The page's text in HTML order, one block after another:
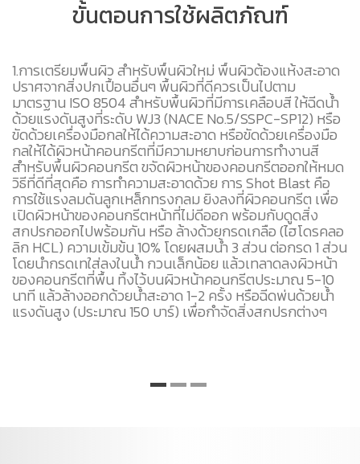
ขั้นตอนการใช้ผลิตภัณฑ์
1.การเตรียมพื้นผิว สำหรับพื้นผิวใหม่ พื้นผิวต้องแห้งสะอาด
ปราศจากสิ่งปกเปื้อนอื่นๆ พื้นผิวที่ดีควรเป็นไปตาม
มาตรฐาน ISO 8504 สำหรับพื้นผิวที่มีการเคลือบสี ให้ฉีดน้ำ
ด้วยแรงดันสูงที่ระดับ WJ3 (NACE No.5/SSPC-SP12) หรือ
ขัดด้วยเครื่องมือกลให้ได้ความสะอาด หรือขัดด้วยเครื่องมือ
กลให้ได้ผิวหน้าคอนกรีตที่มีความหยาบก่อนการทำงานสี
สำหรับพื้นผิวคอนกรีต ขจัดผิวหน้าของคอนกรีตออกให้หมด
วิธีที่ดีที่สุดคือ การทำความสะอาดด้วย การ Shot Blast คือ
การใช้แรงลมดันลูกเหล็กทรงกลม ยิงลงที่ผิวคอนกรีต เพื่อ
เปิดผิวหน้าของคอนกรีตหน้าที่ไม่ดีออก พร้อมกับดูดสิ่ง
สกปรกออกไปพร้อมกัน หรือ ล้างด้วยกรดเกลือ (ไฮโดรคลอ
ลิก HCL) ความเข้มข้น 10% โดยผสมน้ำ 3 ส่วน ต่อกรด 1 ส่วน
โดยนำกรดเทใส่ลงในน้ำ กวนเล็กน้อย แล้วเทลาดลงผิวหน้า
ของคอนกรีตที่พื้น ทิ้งไว้บนผิวหน้าคอนกรีตประมาณ 5-10
นาที แล้วล้างออกด้วยน้ำสะอาด 1-2 ครั้ง หรือฉีดพ่นด้วยน้ำ
แรงดันสูง (ประมาณ 150 บาร์) เพื่อกำจัดสิ่งสกปรกต่างๆ